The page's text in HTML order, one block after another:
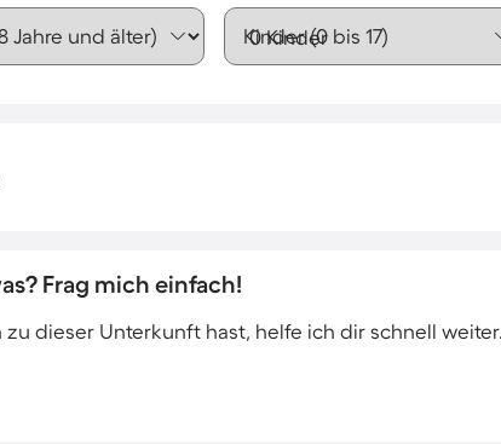
Jahre und älter) Kinder (0 bis 17)
Frag mich einfach!
zu dieser Unterkunft hast, helfe ich dir schnell weiter.